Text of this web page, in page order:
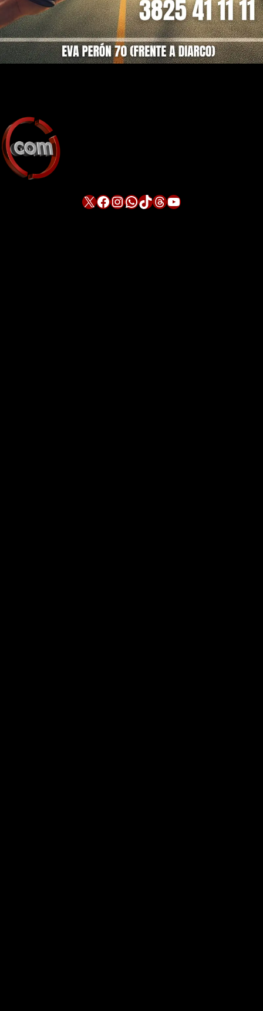
X Facebook InstagramWhatsApp TikTok Threads YouTube